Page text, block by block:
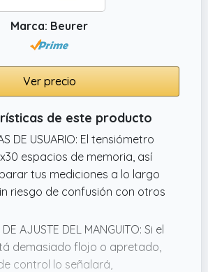
Marca: Beurer
Ver precio
de este producto
DE USUARIO: El tensiómetro
espacios de memoria, así
tus mediciones a lo largo
riesgo de confusión con otros
AJUSTE DEL MANGUITO: Si el
demasiado flojo o apretado,
control lo señalará,